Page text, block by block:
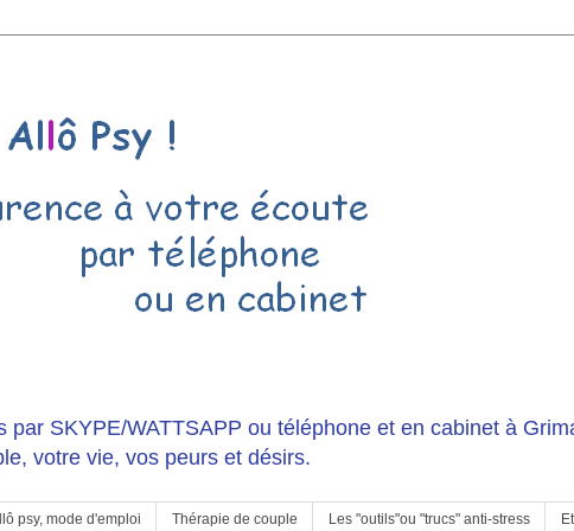
par SKYPE/WATTSAPP ou téléphone et en cabinet à
votre vie, vos peurs et désirs.
psy, mode d'emploi Thérapie de couple Les "outils"ou "trucs" anti-stress